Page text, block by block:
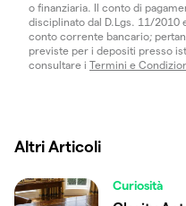
o finanziaria. Il conto di
disciplinato dal D.Lgs. 11/2010
conto corrente bancario;
previste per i depositi presso
consultare i Termini e
Altri Articoli
Curiosità